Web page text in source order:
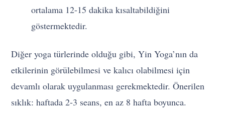
ortalama 12-15 dakika kısaltabildiğini
göstermektedir.
Diğer yoga türlerinde olduğu gibi, Yin Yoga’nın da
etkilerinin görülebilmesi ve kalıcı olabilmesi için
devamlı olarak uygulanması gerekmektedir. Önerilen
sıklık: haftada 2-3 seans, en az 8 hafta boyunca.